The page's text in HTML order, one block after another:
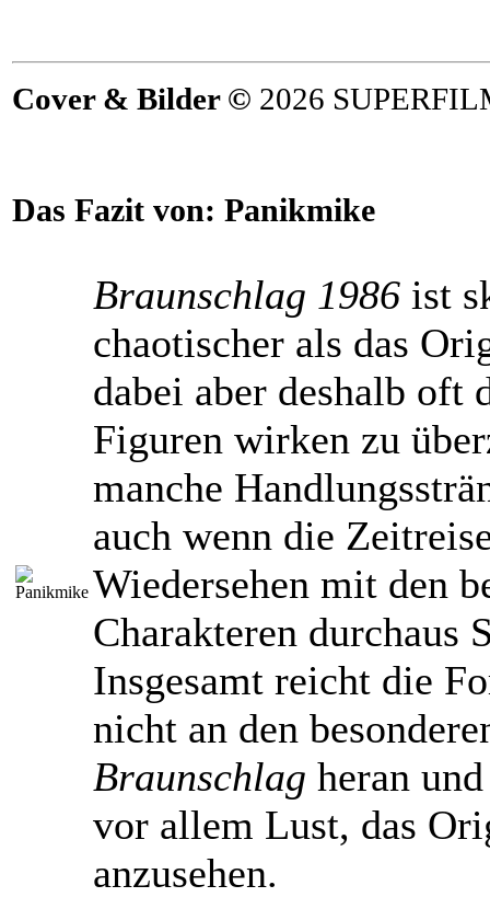
Cover & Bilder © 2026
Das Fazit von: Panikmike
Braunschlag 1986 ist
chaotischer als das
dabei aber deshalb oft
Figuren wirken zu
manche
auch wenn die
Wiedersehen mit den
Charakteren durchaus
Insgesamt reicht die
nicht an den
Braunschlag heran
vor allem Lust, das
anzusehen.